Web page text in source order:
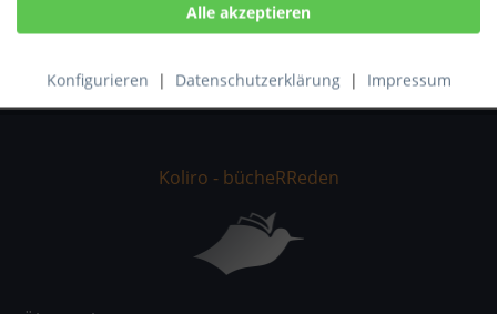
Konfigurieren | Datenschutzerklärung | Impressum
Bewertungen lesen, schreiben und diskutieren...mehr
Koliro - bücheRReden